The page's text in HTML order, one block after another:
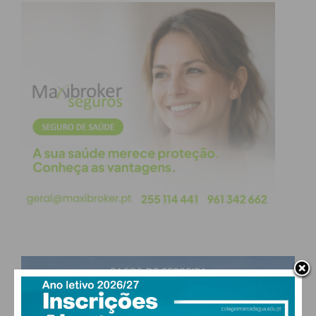
Paula Melo, profissional de saúde e membro da
equipa técnica que elaborou este plano, explicou
que a estratégia municipal de saúde “faz um
diagnóstico e uma avaliação bastante abrangente a
todos os eixos e a tudo o que são estilos de vida e
infraestruturas como escolas, associações, parque
verdes e a tudo o que temos no concelho”.
das necessidades e um planeamento das ações, até
menos bem no concelho, mas também as coisas
que estão bem. E já há medidas muito boas aqui em
Penafiel”, assegurou Paula Melo.
PAÇOS DE FERREIRA
°
broken clouds